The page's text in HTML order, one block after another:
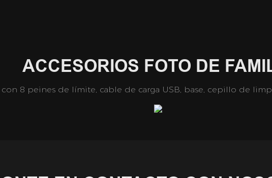
ACCESORIOS FOTO DE
8 peines de límite, cable de carga USB, base, cepillo de